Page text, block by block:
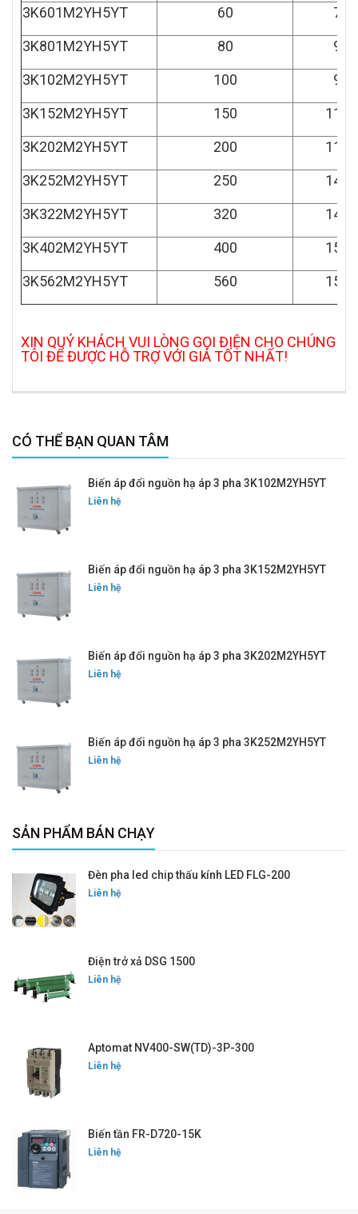
3K601M2YH5YT 60
3K801M2YH5YT
80
3K102M2YH5YT
100
3K152M2YH5YT
150
3K202M2YH5YT
200
3K252M2YH5YT
250
3K322M2YH5YT
320
3K402M2YH5YT
400
3K562M2YH5YT
560
XIN QUÝ KHÁCH VUI LÒNG GỌI ĐIỆN CHO CHÚNG
TÔI ĐỂ ĐƯỢC HỖ TRỢ VỚI GIÁ TỐT NHẤT!
CÓ THỂ BẠN QUAN TÂM
Biến áp đổi nguồn hạ áp 3 pha 3K102M2YH5YT
Liên hệ
Biến áp đổi nguồn hạ áp 3 pha 3K152M2YH5YT
Liên hệ
Biến áp đổi nguồn hạ áp 3 pha 3K202M2YH5YT
Liên hệ
Biến áp đổi nguồn hạ áp 3 pha 3K252M2YH5YT
Liên hệ
SẢN PHẨM BÁN CHẠY
Đèn pha led chip thấu kính LED FLG-200
Liên hệ
Điện trở xả DSG 1500
Liên hệ
Aptomat NV400-SW(TD)-3P-300
Liên hệ
Biến tần FR-D720-15K
Liên hệ